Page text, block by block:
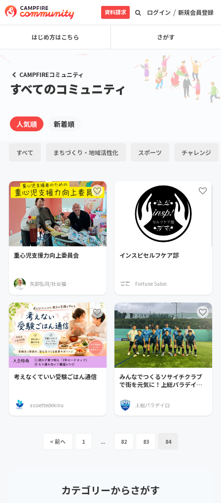
ログイン / 新規会員登録
資料請求
はじめ方はこちら さがす
CAMPFIREコミュニティ
すべてのコミュニティ
人気順 新着順
すべて まちづくり・地域活性化 スポーツ チャレンジ
重心児支援力向上委員会
矢部弘司/社会福祉法人SDJ理事長
インスピセルフケア部
Fortune Salon
考えなくていい受験ごはん通信
assiettedekinu
みんなでつくるソサイチクラブ
で街を元気に！上総パラデイロ
上総パラデイロ
1 ... 82 83 84
カテゴリーからさがす